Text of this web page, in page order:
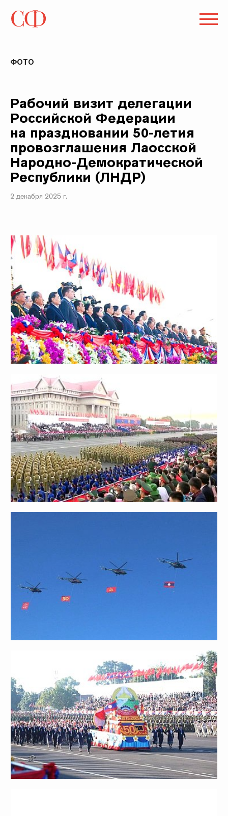
ФОТО
Рабочий визит делегации
Российской Федерации
на праздновании 50-летия
провозглашения Лаосской
Народно-Демократической
Республики (ЛНДР)
2 декабря 2025 г.